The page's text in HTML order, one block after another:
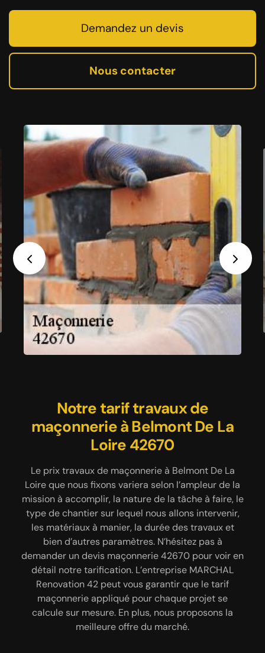
Demandez un devis
Nous contacter
Previous Next
Notre tarif travaux de
maçonnerie à Belmont De La
Loire 42670
Le prix travaux de maçonnerie à Belmont De La
Loire que nous fixons variera selon l’ampleur de la
mission à accomplir, la nature de la tâche à faire, le
type de chantier sur lequel nous allons intervenir,
les matériaux à manier, la durée des travaux et
bien d’autres paramètres. N’hésitez pas à
demander un devis maçonnerie 42670 pour voir en
détail notre tarification. L’entreprise MARCHAL
Renovation 42 peut vous garantir que le tarif
maçonnerie appliqué pour chaque projet se
calcule sur mesure. En plus, nous proposons la
meilleure offre du marché.
MARCHAL Renovation 42 pour
la construction d’un muret
L’entreprise de maçonnerie MARCHAL Renovation
42 à Belmont De La Loire 42670 vous propose ses
services de construction de muret. Grâce à notre
équipement à la pointe de la technologie, à notre
savoir-faire et au professionnalisme de notre
équipe, nous sommes à même de créer un muret
de qualité qui ornera votre propriété. Nous ferons
en sorte de réaliser un muret bien stable, solide,
esthétique et pérenne. Selon vos convenances et
tenant compte des normes d’urbanisme de votre
zone, nos artisans maçons peuvent construire un
muret en pierre naturelle, en brique ou en parpaing.
Réalisation de chape par
l’entreprise de maçonnerie
MARCHAL Renovation 42
Préalablement à la pose de carrelage, de parquet,
de plancher ou de tout autre revêtement de sol, il
est indispensable de procéder à la réalisation de
chape. Cela offre un rendu exceptionnel au
revêtement de sol à poser. En effet, la chape va
rendre le sol rectiligne et sans défaut. Il existe trois
manières de réaliser une chape, à choisir selon vos
convenances. Il s’agit de la chape traditionnelle, de
la chape liquide et de la chape sèche. Nos artisans
sont là pour vous aider à choisir, si vous avez
besoin de conseil.